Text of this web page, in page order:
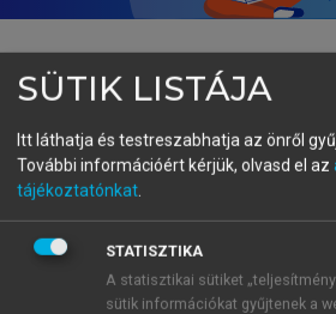
TIBOR FARAGÓ
Our Common
and Globalization
Shadows and Hopes
OLVASÁS
SÜTIK LISTÁJA
Itt láthatja és testreszabhatja az önről
További információért kérjük, olvasd el az
tájékoztatónkat.
STATISZTIKA
A statisztikai sütiket
sütik információkat gyűjtenek a